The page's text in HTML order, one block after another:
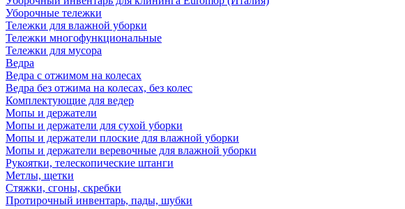
Уборочные тележки
Тележки для влажной уборки
Тележки многофункциональные
Тележки для мусора
Ведра
Ведра с отжимом на колесах
Ведра без отжима на колесах, без колес
Комплектующие для ведер
Мопы и держатели
Мопы и держатели для сухой уборки
Мопы и держатели плоские для влажной уборки
Мопы и держатели веревочные для влажной уборки
Рукоятки, телескопические штанги
Метлы, щетки
Стяжки, сгоны, скребки
Протирочный инвентарь, пады, шубки